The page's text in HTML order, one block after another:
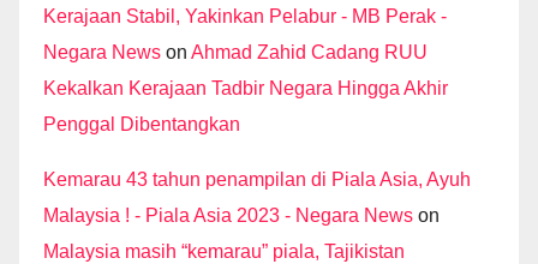
Kerajaan Stabil, Yakinkan Pelabur - MB Perak -
Negara News on Ahmad Zahid Cadang RUU
Kekalkan Kerajaan Tadbir Negara Hingga Akhir
Penggal Dibentangkan
Kemarau 43 tahun penampilan di Piala Asia, Ayuh
Malaysia ! - Piala Asia 2023 - Negara News on
Malaysia masih “kemarau” piala, Tajikistan